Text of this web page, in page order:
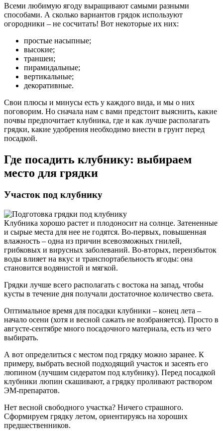
Всеми любимую ягоду выращивают самыми разными
способами. А сколько вариантов грядок используют
огородники – не сосчитать! Вот некоторые их них:
простые насыпные;
высокие;
траншеи;
пирамидальные;
вертикальные;
декоративные.
Свои плюсы и минусы есть у каждого вида, и мы о них
поговорим. Но сначала нам с вами предстоит выяснить, какие
почвы предпочитает клубника, где и как лучше располагать
грядки, какие удобрения необходимо внести в грунт перед
посадкой.
Где посадить клубнику: выбираем
место для грядки
Участок под клубнику
Клубника хорошо растет и плодоносит на солнце. Затененные
и сырые места для нее не годятся. Во-первых, повышенная
влажность – одна из причин всевозможных гнилей,
грибковых и вирусных заболеваний. Во-вторых, переизбыток
воды влияет на вкус и транспортабельность ягоды: она
становится водянистой и мягкой.
Грядки лучше всего располагать с востока на запад, чтобы
кусты в течение дня получали достаточное количество света.
Оптимальное время для посадки клубники – конец лета –
начало осени (хотя и весной сажать не возбраняется). Просто в
августе-сентябре много посадочного материала, есть из чего
выбирать.
А вот определиться с местом под грядку можно заранее. К
примеру, выбрать весной подходящий участок и засеять его
люпином (лучшим сидератом под клубнику). Перед посадкой
клубники люпин скашивают, а грядку проливают раствором
ЭМ-препаратов.
Нет весной свободного участка? Ничего страшного.
Сформируем грядку летом, ориентируясь на хороших
предшественников.